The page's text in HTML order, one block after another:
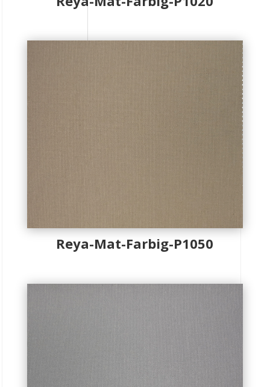
Reya-Mat-Farbig-P1050